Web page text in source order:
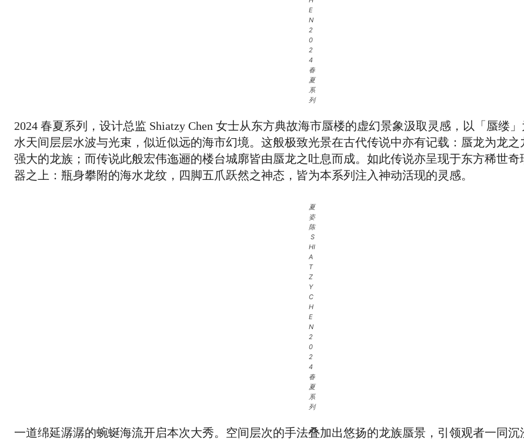
E
N
2
0
2
4
春
夏
系
列
2024 春夏系列，设计总监 Shiatzy Chen 女士从东方典故海市蜃楼的虚幻景象汲取灵感，以「蜃缕
水天间层层水波与光束，似近似远的海市幻境。这般极致光景在古代传说中亦有记载：蜃龙为龙
强大的龙族；而传说此般宏伟迤逦的楼台城廓皆由蜃龙之吐息而成。如此传说亦呈现于东方稀世
器之上：瓶身攀附的海水龙纹，四脚五爪跃然之神态，皆为本系列注入神动活现的灵感。
夏
姿
陈
S
HI
A
T
Z
Y
C
H
E
N
2
0
2
4
春
夏
系
列
一道绵延潺潺的蜿蜒海流开启本次大秀。空间层次的手法叠加出悠扬的龙族蜃景，引领观者一同